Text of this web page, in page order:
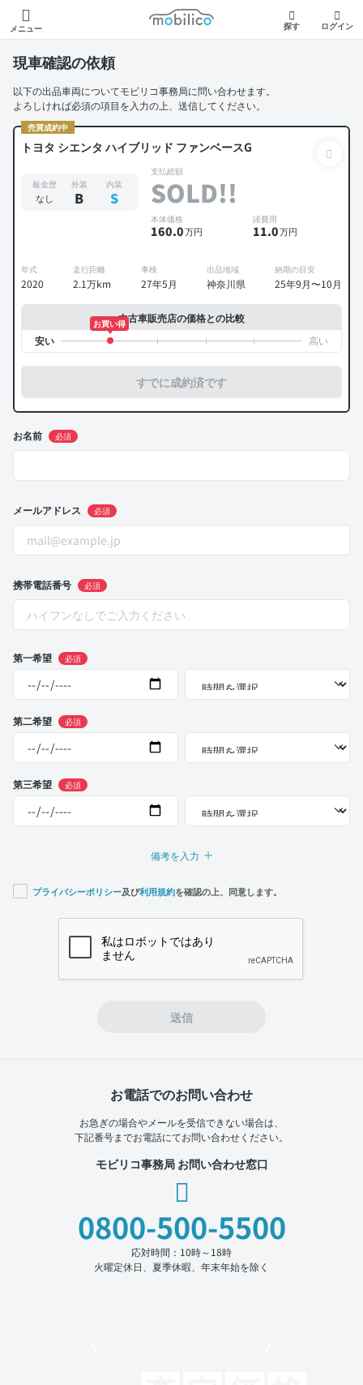
メニュー
モビリコ
探す ログイン
現車確認の依頼
以下の出品車両についてモビリコ事務局に問い合わせます。
よろしければ必須の項目を入力の上、送信してください。
売買成約中
トヨタ シエンタ ハイブリッド ファンベースG
板金歴
なし
外装
B
内装
S
支払総額
SOLD!!
本体価格
160.0万円
諸費用
11.0万円
年式
2020
走行距離
2.1万km
車検
27年5月
出品地域
神奈川県
納期の目安
25年9月〜10月
中古車販売店の価格との比較
お買い得
すでに成約済です
お名前 必須
メールアドレス 必須
携帯電話番号 必須
第一希望 必須
第二希望 必須
第三希望 必須
備考を入力
プライバシーポリシー及び利用規約を確認の上、同意します。
送信
お電話でのお問い合わせ
お急ぎの場合やメールを受信できない場合は、
下記番号までお電話にてお問い合わせください。
モビリコ事務局 お問い合わせ窓口
0800-500-5500
応対時間：10時～18時
火曜定休日、夏季休暇、年末年始を除く